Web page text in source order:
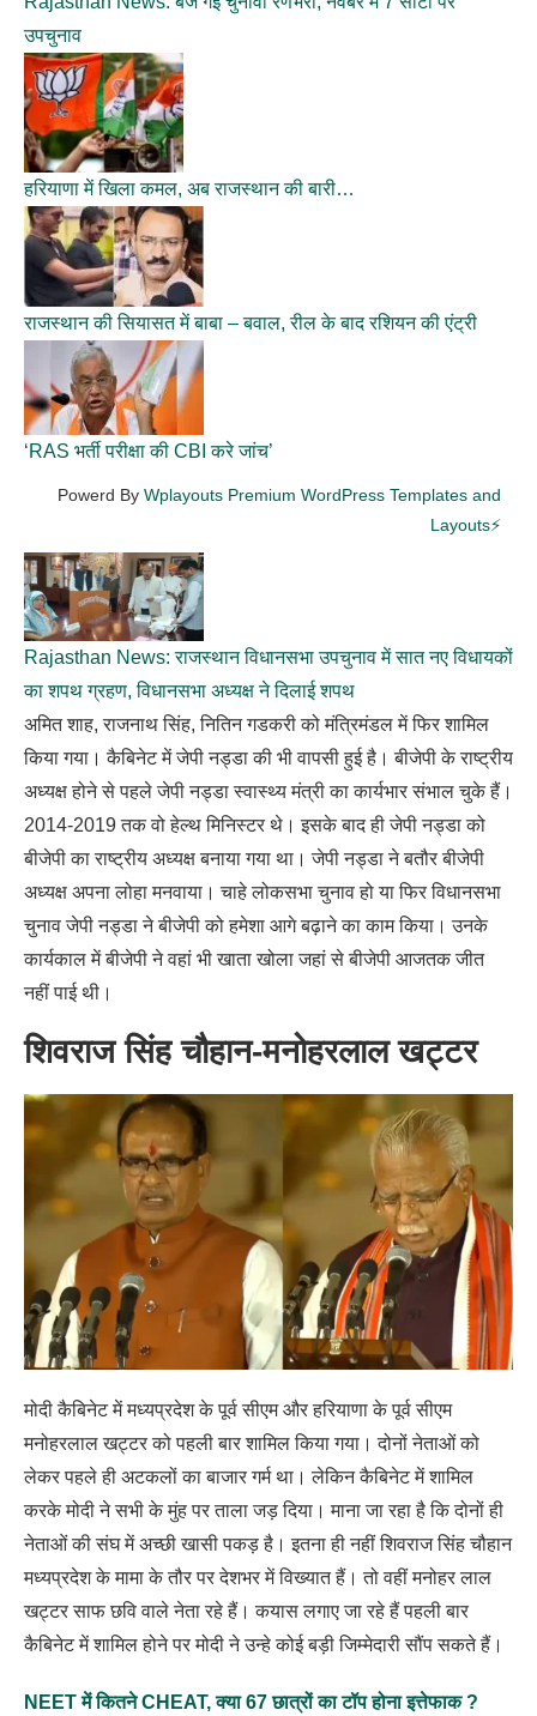
उपचुनाव
हरियाणा में खिला कमल, अब राजस्थान की बारी…
राजस्थान की सियासत में बाबा – बवाल, रील के बाद रशियन की एंट्री
‘RAS भर्ती परीक्षा की CBI करे जांच’
Powerd By Wplayouts Premium WordPress Templates and
Layouts⚡
Rajasthan News: राजस्थान विधानसभा उपचुनाव में सात नए विधायकों
का शपथ ग्रहण, विधानसभा अध्यक्ष ने दिलाई शपथ
अमित शाह, राजनाथ सिंह, नितिन गडकरी को मंत्रिमंडल में फिर शामिल
किया गया। कैबिनेट में जेपी नड्डा की भी वापसी हुई है। बीजेपी के राष्ट्रीय
अध्यक्ष होने से पहले जेपी नड्डा स्वास्थ्य मंत्री का कार्यभार संभाल चुके हैं।
2014-2019 तक वो हेल्थ मिनिस्टर थे। इसके बाद ही जेपी नड्डा को
बीजेपी का राष्ट्रीय अध्यक्ष बनाया गया था। जेपी नड्डा ने बतौर बीजेपी
अध्यक्ष अपना लोहा मनवाया। चाहे लोकसभा चुनाव हो या फिर विधानसभा
चुनाव जेपी नड्डा ने बीजेपी को हमेशा आगे बढ़ाने का काम किया। उनके
कार्यकाल में बीजेपी ने वहां भी खाता खोला जहां से बीजेपी आजतक जीत
नहीं पाई थी।
शिवराज सिंह चौहान-मनोहरलाल खट्टर
मोदी कैबिनेट में मध्यप्रदेश के पूर्व सीएम और हरियाणा के पूर्व सीएम
मनोहरलाल खट्टर को पहली बार शामिल किया गया। दोनों नेताओं को
लेकर पहले ही अटकलों का बाजार गर्म था। लेकिन कैबिनेट में शामिल
करके मोदी ने सभी के मुंह पर ताला जड़ दिया। माना जा रहा है कि दोनों ही
नेताओं की संघ में अच्छी खासी पकड़ है। इतना ही नहीं शिवराज सिंह चौहान
मध्यप्रदेश के मामा के तौर पर देशभर में विख्यात हैं। तो वहीं मनोहर लाल
खट्टर साफ छवि वाले नेता रहे हैं। कयास लगाए जा रहे हैं पहली बार
कैबिनेट में शामिल होने पर मोदी ने उन्हे कोई बड़ी जिम्मेदारी सौंप सकते हैं।
NEET में कितने CHEAT, क्या 67 छात्रों का टॉप होना इत्तेफाक ?